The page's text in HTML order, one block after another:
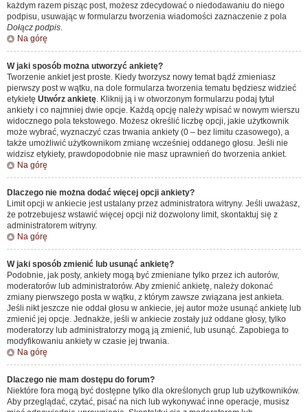
każdym razem pisząc post, możesz zdecydować o niedodawaniu do niego
podpisu, usuwając w formularzu tworzenia wiadomości zaznaczenie z pola
Dołącz podpis.
Na górę
W jaki sposób można utworzyć ankietę?
Tworzenie ankiet jest proste. Kiedy tworzysz nowy temat bądź zmieniasz
pierwszy post w wątku, na dole formularza tworzenia tematu będziesz widzieć
etykietę Utwórz ankietę. Kliknij ją i w otworzonym formularzu podaj tytuł
ankiety i co najmniej dwie opcje. Każdą opcję należy wpisać w nowym wierszu
widocznego pola tekstowego. Możesz określić liczbę opcji, jakie użytkownik
może wybrać, wyznaczyć czas trwania ankiety (0 – bez limitu czasowego), a
także umożliwić użytkownikom zmianę wcześniej oddanego głosu. Jeśli nie
widzisz etykiety, prawdopodobnie nie masz uprawnień do tworzenia ankiet.
Na górę
Dlaczego nie można dodać więcej opcji ankiety?
Limit opcji w ankiecie jest ustalany przez administratora witryny. Jeśli uważasz,
że potrzebujesz wstawić więcej opcji niż dozwolony limit, skontaktuj się z
administratorem witryny.
Na górę
W jaki sposób zmienić lub usunąć ankietę?
Podobnie, jak posty, ankiety mogą być zmieniane tylko przez ich autorów,
moderatorów lub administratorów. Aby zmienić ankietę, należy dokonać
zmiany pierwszego posta w wątku, z którym zawsze związana jest ankieta.
Jeśli nikt jeszcze nie oddał głosu w ankiecie, jej autor może usunąć ankietę lub
zmienić jej opcje. Jednakże, jeśli w ankiecie zostały już oddane głosy, tylko
moderatorzy lub administratorzy mogą ją zmienić, lub usunąć. Zapobiega to
modyfikowaniu ankiety w czasie jej trwania.
Na górę
Dlaczego nie mam dostępu do forum?
Niektóre fora mogą być dostępne tylko dla określonych grup lub użytkowników.
Aby przeglądać, czytać, pisać na nich lub wykonywać inne operacje, musisz